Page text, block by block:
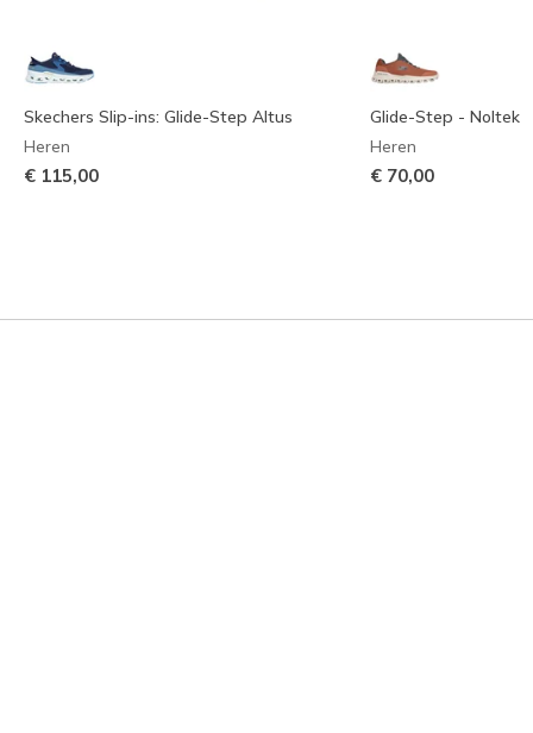
Skechers Slip-ins: Glide-Step Altus
Heren
€ 115,00
Glide-Step - Noltek
Heren
€ 70,00